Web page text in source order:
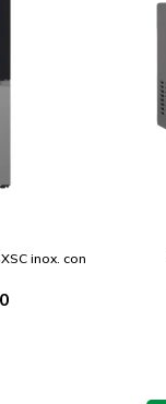
inox. con